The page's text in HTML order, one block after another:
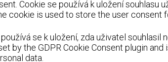
Cookie se používá k uložení souhlasu
cookie is used to store the user
se k uložení, zda uživatel souhlasil
by the GDPR Cookie Consent plugin
data.